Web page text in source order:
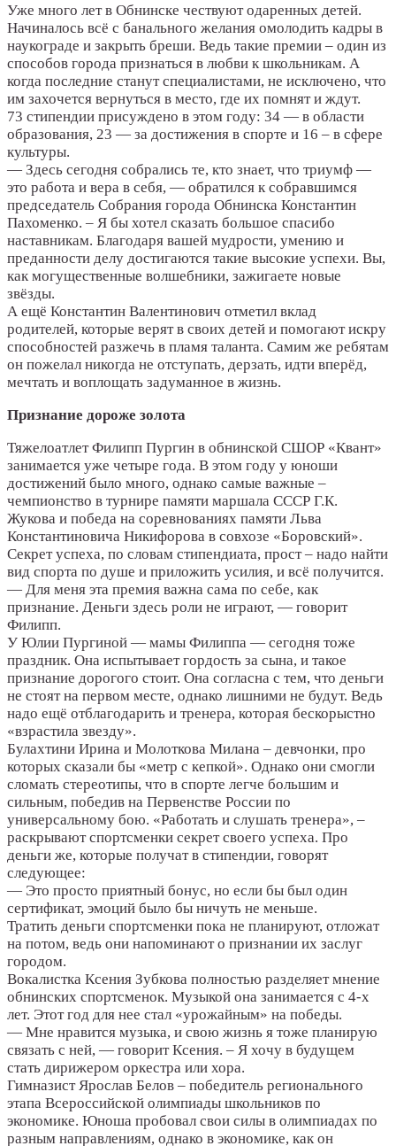
Уже много лет в Обнинске чествуют одаренных детей.
Начиналось всё с банального желания омолодить кадры в
наукограде и закрыть бреши. Ведь такие премии – один из
способов города признаться в любви к школьникам. А
когда последние станут специалистами, не исключено, что
им захочется вернуться в место, где их помнят и ждут.
73 стипендии присуждено в этом году: 34 — в области
образования, 23 — за достижения в спорте и 16 – в сфере
культуры.
— Здесь сегодня собрались те, кто знает, что триумф —
это работа и вера в себя, — обратился к собравшимся
председатель Собрания города Обнинска Константин
Пахоменко. – Я бы хотел сказать большое спасибо
наставникам. Благодаря вашей мудрости, умению и
преданности делу достигаются такие высокие успехи. Вы,
как могущественные волшебники, зажигаете новые
звёзды.
А ещё Константин Валентинович отметил вклад
родителей, которые верят в своих детей и помогают искру
способностей разжечь в пламя таланта. Самим же ребятам
он пожелал никогда не отступать, дерзать, идти вперёд,
мечтать и воплощать задуманное в жизнь.
Признание дороже золота
Тяжелоатлет Филипп Пургин в обнинской СШОР «Квант»
занимается уже четыре года. В этом году у юноши
достижений было много, однако самые важные –
чемпионство в турнире памяти маршала СССР Г.К.
Жукова и победа на соревнованиях памяти Льва
Константиновича Никифорова в совхозе «Боровский».
Секрет успеха, по словам стипендиата, прост – надо найти
вид спорта по душе и приложить усилия, и всё получится.
— Для меня эта премия важна сама по себе, как
признание. Деньги здесь роли не играют, — говорит
Филипп.
У Юлии Пургиной — мамы Филиппа — сегодня тоже
праздник. Она испытывает гордость за сына, и такое
признание дорогого стоит. Она согласна с тем, что деньги
не стоят на первом месте, однако лишними не будут. Ведь
надо ещё отблагодарить и тренера, которая бескорыстно
«взрастила звезду».
Булахтини Ирина и Молоткова Милана – девчонки, про
которых сказали бы «метр с кепкой». Однако они смогли
сломать стереотипы, что в спорте легче большим и
сильным, победив на Первенстве России по
универсальному бою. «Работать и слушать тренера», –
раскрывают спортсменки секрет своего успеха. Про
деньги же, которые получат в стипендии, говорят
следующее:
— Это просто приятный бонус, но если бы был один
сертификат, эмоций было бы ничуть не меньше.
Тратить деньги спортсменки пока не планируют, отложат
на потом, ведь они напоминают о признании их заслуг
городом.
Вокалистка Ксения Зубкова полностью разделяет мнение
обнинских спортсменок. Музыкой она занимается с 4-х
лет. Этот год для нее стал «урожайным» на победы.
— Мне нравится музыка, и свою жизнь я тоже планирую
связать с ней, — говорит Ксения. – Я хочу в будущем
стать дирижером оркестра или хора.
Гимназист Ярослав Белов – победитель регионального
этапа Всероссийской олимпиады школьников по
экономике. Юноша пробовал свои силы в олимпиадах по
разным направлениям, однако в экономике, как он